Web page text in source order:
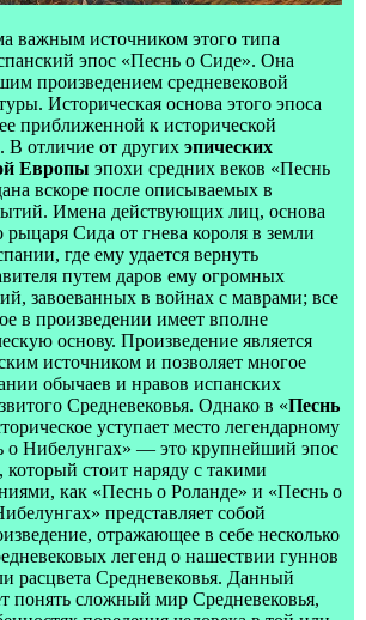
важным источником этого типа
эпос «Песнь о Сиде». Она
произведением средневековой
Историческая основа этого эпоса
приближенной к исторической
В отличие от других эпических
Европы эпохи средних веков «Песнь
вскоре после описываемых в
Имена действующих лиц, основа
Сида от гнева короля в земли
где ему удается вернуть
путем даров ему огромных
завоеванных в войнах с маврами; все
в произведении имеет вполне
основу. Произведение является
источником и позволяет многое
обычаев и нравов испанских
Средневековья. Однако в «Песнь
уступает место легендарному
о Нибелунгах» — это крупнейший эпос
который стоит наряду с такими
как «Песнь о Роланде» и «Песнь о
представляет собой
отражающее в себе несколько
легенд о нашествии гуннов
расцвета Средневековья. Данный
понять сложный мир Средневековья,